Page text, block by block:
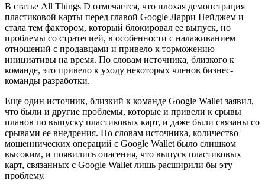
В статье All Things D отмечается, что плохая демонстрация
пластиковой карты перед главой Google Ларри Пейджем и
стала тем фактором, который блокировал ее выпуск, но
проблемы со стратегией, в особенности с налаживанием
отношений с продавцами и привело к торможению
инициативы на время. По словам источника, близкого к
команде, это привело к уходу некоторых членов бизнес-
команды разработки.
Еще один источник, близкий к команде Google Wallet заявил,
что были и другие проблемы, которые и привели к срывы
планов по выпуску пластиковых карт, и даже были связаны со
срывами ее внедрения. По словам источника, количество
мошеннических операций с Google Wallet было слишком
высоким, и появились опасения, что выпуск пластиковых
карт, связанных с Google Wallet лишь расширили бы эту
проблему.